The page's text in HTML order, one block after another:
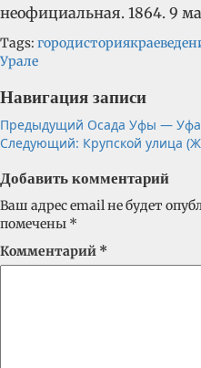
неофициальная. 1864. 9
Tags: городистория
Урале
Навигация записи
Предыдущий Осада Уфы — Уфа
Следующий: Крупской улица
Добавить комментарий
Ваш адрес email не будет
помечены *
Комментарий *